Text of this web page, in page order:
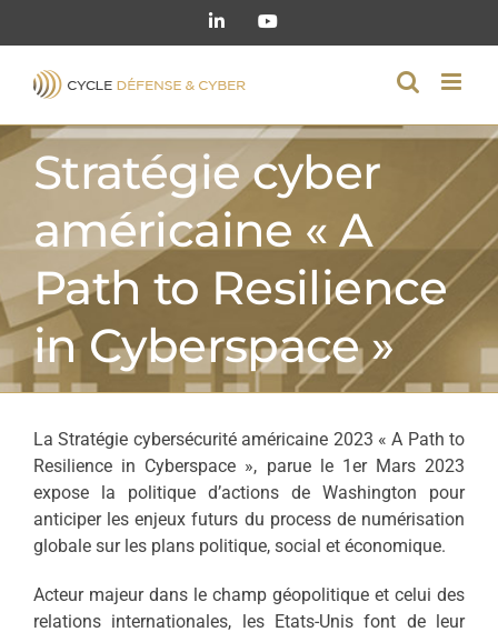
contenu
LinkedInYouTube
Stratégie cyber
américaine « A
Path to Resilience
in Cyberspace »
La Stratégie cybersécurité américaine 2023 « A Path to
Resilience in Cyberspace », parue le 1er Mars 2023
expose la politique d’actions de Washington pour
anticiper les enjeux futurs du process de numérisation
globale sur les plans politique, social et économique.
Acteur majeur dans le champ géopolitique et celui des
relations internationales, les Etats-Unis font de leur